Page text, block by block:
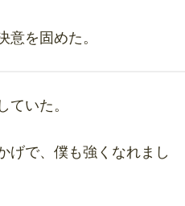
を固めた。
いた。
げで、僕も強くなれまし